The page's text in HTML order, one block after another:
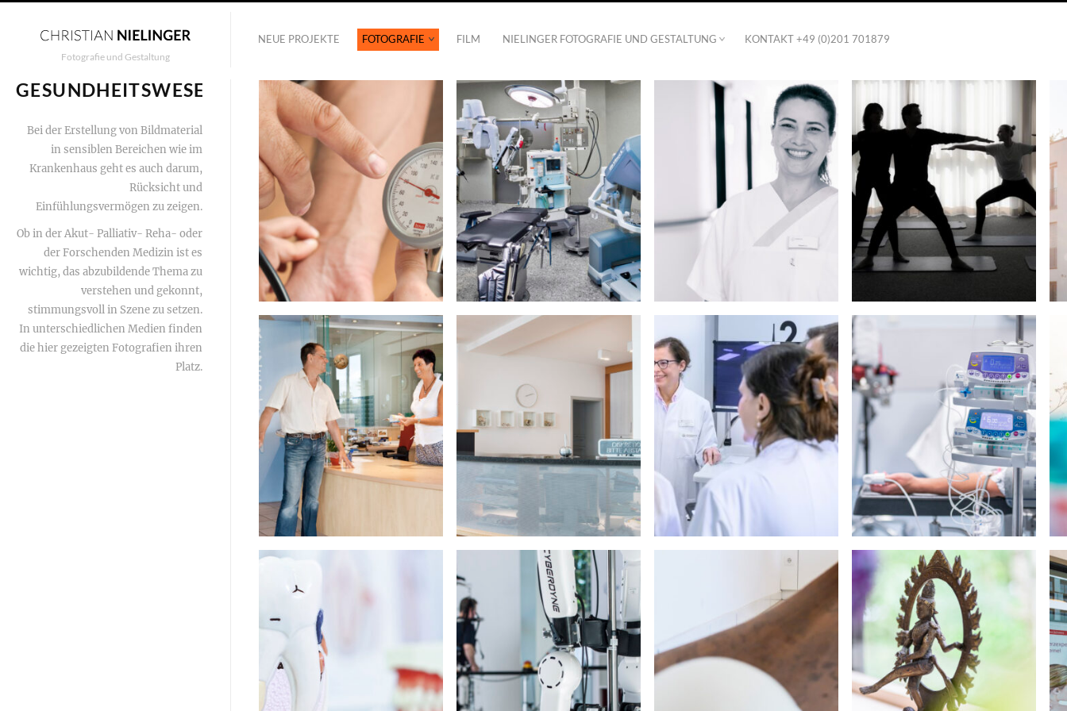
Fotografie und Gestaltung
NEUE PROJEKTE FOTOGRAFIE FILM NIELINGER FOTOGRAFIE UND GESTALTUNG KONTAKT +49 (0)201 701879
GESUNDHEITSWESEN
Bei der Erstellung von Bildmaterial
in sensiblen Bereichen wie im
Krankenhaus geht es auch darum,
Rücksicht und
Einfühlungsvermögen zu zeigen.
Ob in der Akut- Palliativ- Reha- oder
der Forschenden Medizin ist es
wichtig, das abzubildende Thema zu
verstehen und gekonnt,
stimmungsvoll in Szene zu setzen.
In unterschiedlichen Medien finden
die hier gezeigten Fotografien ihren
Platz.